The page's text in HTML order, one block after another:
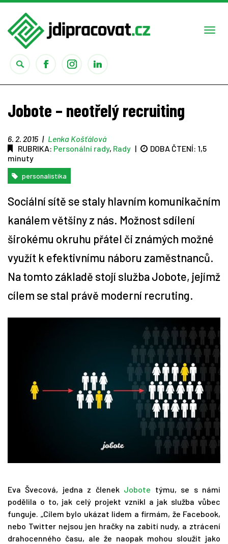
Studium
Rady
Reality show
Seriály
Tipy
Časopis
Jobote – neotřelý recruiting
6. 2. 2015 | Lenka Košťálová
RUBRIKA: Personální rady, Rady | DOBA ČTENÍ: 1,5
minuty
personalistika
Sociální sítě se staly hlavním komunikačním
kanálem většiny z nás. Možnost sdílení
širokému okruhu přátel či známých možné
využít k efektivnímu náboru zaměstnanců.
Na tomto základě stojí služba Jobote, jejímž
cílem se stal právě moderní recruting.
Eva Švecová, jedna z členek Jobote týmu, se s námi
podělila o to, jak celý projekt vznikl a jak služba vůbec
funguje. „Cílem bylo ukázat lidem a firmám, že Facebook,
nebo Twitter nejsou jen hračky na zabití nudy, a ztrácení
drahocenného času, ale že naopak mohou sloužit jako